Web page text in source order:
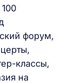
форум,
классы,
на